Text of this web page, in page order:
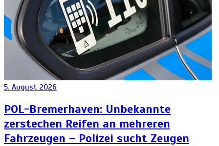
5. August 2026
POL-Bremerhaven: Unbekannte
zerstechen Reifen an mehreren
Fahrzeugen – Polizei sucht Zeugen